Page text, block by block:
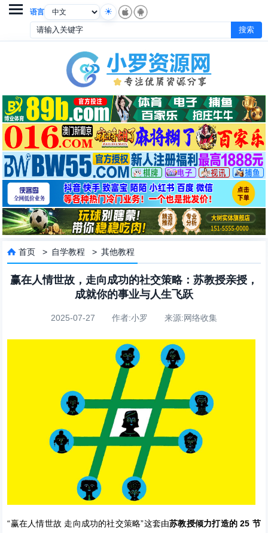
语言

 首页 > 自学教程 >其他教程
赢在人情世故，走向成功的社交策略：苏教授亲授，
成就你的事业与人生飞跃
2025-07-27 作者:小罗 来源:网络收集
“赢在人情世故 走向成功的社交策略”这套由苏教授倾力打造的 25 节